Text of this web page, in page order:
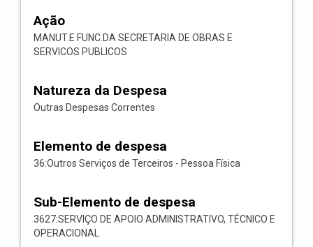
Ação
MANUT.E FUNC.DA SECRETARIA DE OBRAS E
SERVICOS PUBLICOS
Natureza da Despesa
Outras Despesas Correntes
Elemento de despesa
36:Outros Serviços de Terceiros - Pessoa Física
Sub-Elemento de despesa
3627:SERVIÇO DE APOIO ADMINISTRATIVO, TÉCNICO E
OPERACIONAL